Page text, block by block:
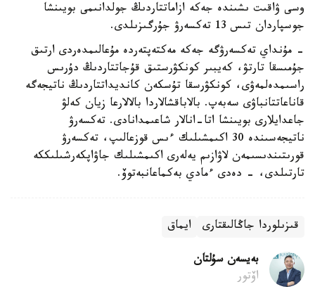
وسى ۋاقىت ىشىندە جەكە ازاماتتاردىڭ جولدانىمى بويىنشا
جوسپاردان تىس 13 تەكسەرۋ جۇرگىزىلدى.
- مۇنداي تەكسەرۋگە جەكە مەكتەپتەردە مۇعالىمدەردى ارتىق
جۇمىسقا تارتۋ، كەيبىر كونكۋرستىق قۇجاتتاردىڭ دۇرىس
راسىمدەلمەۋى، كونكۋرسقا تۇسكەن كانديداتتاردىڭ ناتيجەگە
قاناعاتتانباۋى سەبەپ. بالاباقشالاردا بالالارعا زيان كەلۋ
جاعدايلارى بويىنشا اتا-انالار شاعىمدانادى. تەكسەرۋ
ناتيجەسىندە 30 اكىمشىلىك ءىس قوزعالىپ، تەكسەرۋ
قورىتىندىسىمەن لاۋازىم يەلەرى اكىمشىلىك جاۋاپكەرشىلىككە
تارتىلدى، - دەدى ءمادي بەكماعانبەتوۆ.
قىزىلوردا جاڭالىقتارى ايماق
بەيسەن سۇلتان
اۆتور